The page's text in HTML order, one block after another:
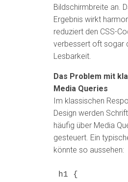
Bildschirmbreite an.
Ergebnis wirkt
reduziert den CSS-
verbessert oft sogar
Lesbarkeit.
Das Problem mit
Media Queries
Im klassischen
Design werden
häufig über Media
gesteuert. Ein
könnte so aussehen:
h1 {